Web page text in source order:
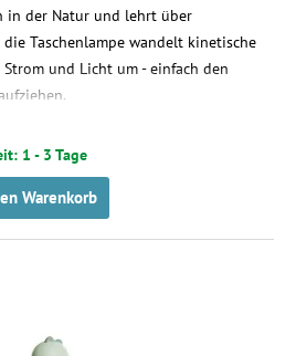
in der Natur und lehrt über
Taschenlampe wandelt kinetische
und Licht um - einfach den
1 - 3 Tage
Warenkorb